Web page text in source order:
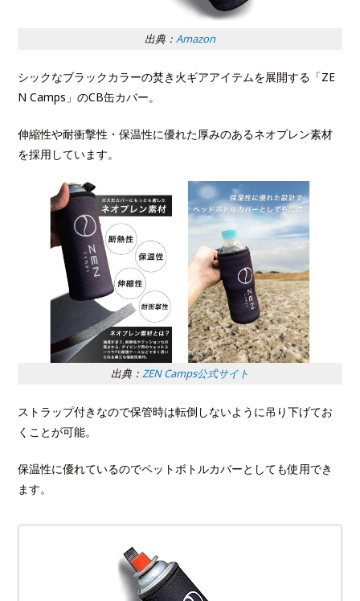
出典： Amazon
シックなブラックカラーの焚き火ギアアイテムを展開する「ZE
N Camps」のCB缶カバー。
伸縮性や耐衝撃性・保温性に優れた厚みのあるネオプレン素材
を採用しています。
出典： ZEN Camps公式サイト
ストラップ付きなので保管時は転倒しないように吊り下げてお
くことが可能。
保温性に優れているのでペットボトルカバーとしても使用でき
ます。